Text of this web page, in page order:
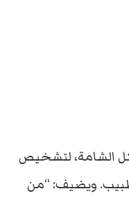
الشامة، لتشخيص
ويضيف: “من